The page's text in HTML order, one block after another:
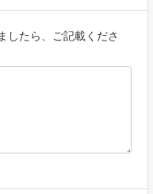
したら、ご記載くださ